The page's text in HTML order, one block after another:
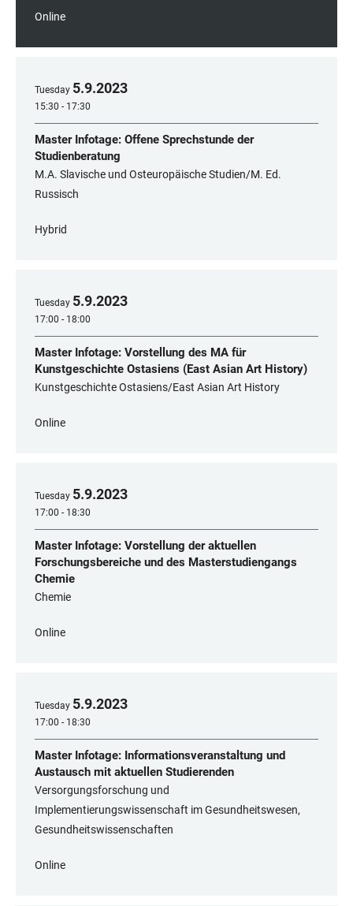
Online
Tuesday 5.9.2023
15:30 - 17:30
Master Infotage: Offene Sprechstunde der
Studienberatung
M.A. Slavische und Osteuropäische Studien/M. Ed.
Russisch
Hybrid
Tuesday 5.9.2023
17:00 - 18:00
Master Infotage: Vorstellung des MA für
Kunstgeschichte Ostasiens (East Asian Art History)
Kunstgeschichte Ostasiens/East Asian Art History
Online
Tuesday 5.9.2023
17:00 - 18:30
Master Infotage: Vorstellung der aktuellen
Forschungsbereiche und des Masterstudiengangs
Chemie
Chemie
Online
Tuesday 5.9.2023
17:00 - 18:30
Master Infotage: Informationsveranstaltung und
Austausch mit aktuellen Studierenden
Versorgungsforschung und
Implementierungswissenschaft im Gesundheitswesen,
Gesundheitswissenschaften
Online